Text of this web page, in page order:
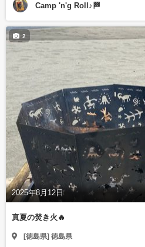
Camp 'n'g Roll♪🏁
2025年8月12日
2
真夏の焚き火🔥
[徳島県] 徳島県